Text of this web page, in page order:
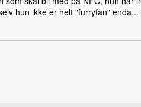
hun ikke er helt "furryfan"